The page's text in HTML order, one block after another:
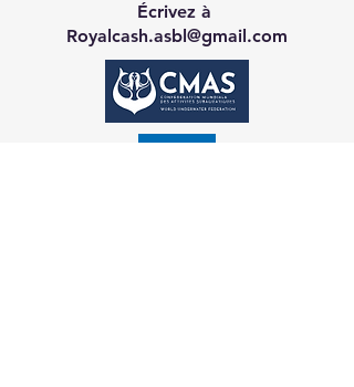
Écrivez à
Royalcash.asbl@gmail.com